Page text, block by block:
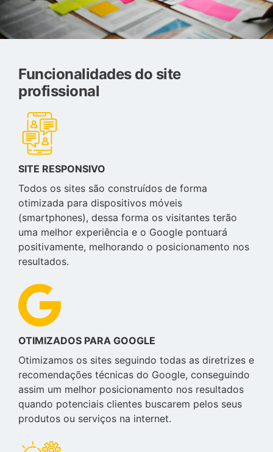
Funcionalidades do site
profissional
SITE RESPONSIVO
Todos os sites são construídos de forma
otimizada para dispositivos móveis
(smartphones), dessa forma os visitantes terão
uma melhor experiência e o Google pontuará
positivamente, melhorando o posicionamento nos
resultados.
OTIMIZADOS PARA GOOGLE
Otimizamos os sites seguindo todas as diretrizes e
recomendações técnicas do Google, conseguindo
assim um melhor posicionamento nos resultados
quando potenciais clientes buscarem pelos seus
produtos ou serviços na internet.